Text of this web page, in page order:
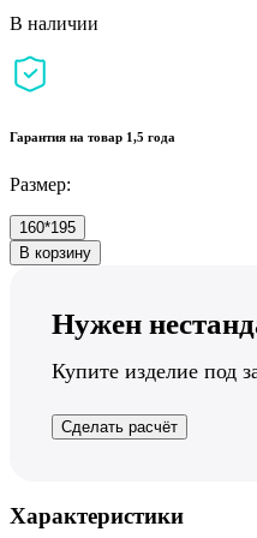
В наличии
Гарантия на товар 1,5 года
Размер:
160*195
В корзину
Нужен
Купите изделие под
Сделать расчёт
Характеристики